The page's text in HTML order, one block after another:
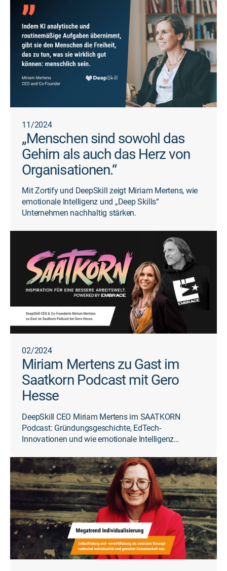
11/2024
„Menschen sind sowohl das
Gehirn als auch das Herz von
Organisationen.“
Mit Zortify und DeepSkill zeigt Miriam Mertens, wie
emotionale Intelligenz und „Deep Skills“
Unternehmen nachhaltig stärken.
02/2024
Miriam Mertens zu Gast im
Saatkorn Podcast mit Gero
Hesse
DeepSkill CEO Miriam Mertens im SAATKORN
Podcast: Gründungsgeschichte, EdTech-
Innovationen und wie emotionale Intelligenz